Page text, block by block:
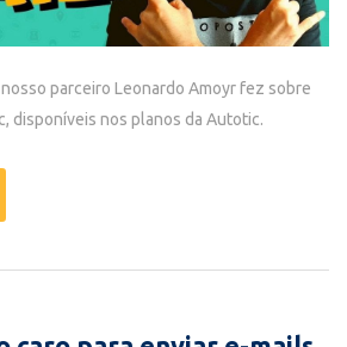
parceiro Leonardo Amoyr fez sobre
disponíveis nos planos da Autotic.